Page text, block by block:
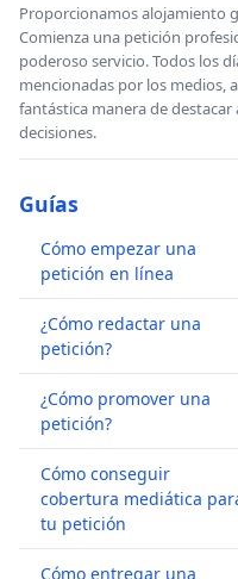
Proporcionamos alojamiento
Comienza una petición
poderoso servicio. Todos los
mencionadas por los medios,
fantástica manera de
decisiones.
Guías
Cómo empezar una
petición en línea
¿Cómo redactar una
petición?
¿Cómo promover una
petición?
Cómo conseguir
cobertura mediática
tu petición
Cómo entregar una